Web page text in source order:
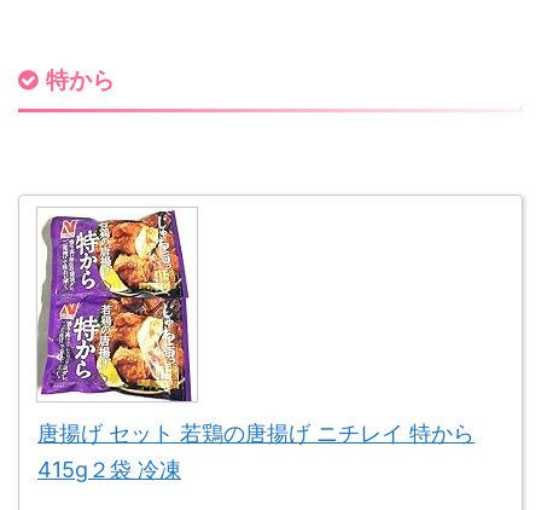
特から
唐揚げ セット 若鶏の唐揚げ ニチレイ 特から
415g２袋 冷凍